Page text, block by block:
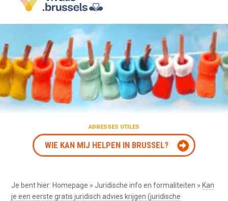
ADRESSES UTILES
WIE KAN MIJ HELPEN IN BRUSSEL?
Je bent hier: Homepage » Juridische info en formaliteiten » Kan
je een eerste gratis juridisch advies krijgen (juridische